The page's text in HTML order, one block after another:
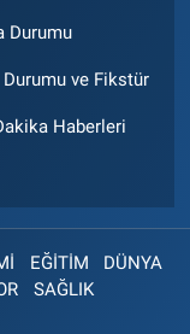
Durumu
Durumu ve Fikstür
Haberleri
EĞİTİM
DÜNYA
SAĞLIK